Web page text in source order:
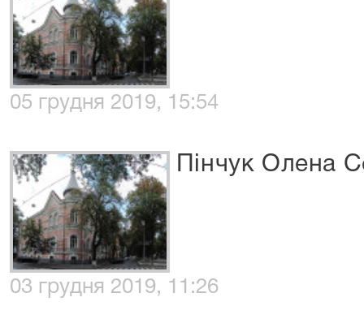
05 грудня 2019, 15:54
Пінчук Олена
03 грудня 2019, 11:26